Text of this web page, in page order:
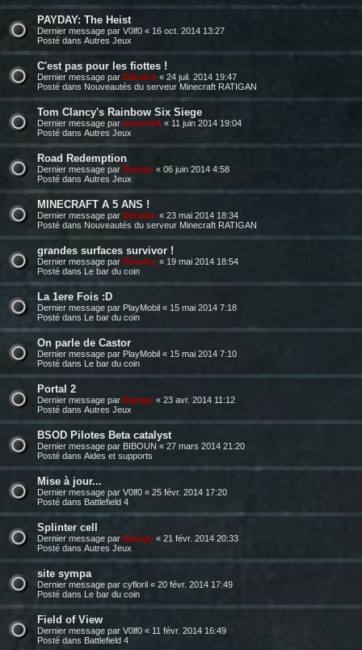
PAYDAY: The Heist
Dernier message par V0lf0 « 16 oct. 2014 13:27
Posté dans Autres Jeux
C'est pas pour les fiottes !
Dernier message par Décalco « 24 juil. 2014 19:47
Posté dans Nouveautés du serveur Minecraft RATIGAN
Tom Clancy's Rainbow Six Siege
Dernier message par maserlok « 11 juin 2014 19:04
Posté dans Autres Jeux
Road Redemption
Dernier message par Django « 06 juin 2014 4:58
Posté dans Autres Jeux
MINECRAFT A 5 ANS !
Dernier message par Décalco « 23 mai 2014 18:34
Posté dans Nouveautés du serveur Minecraft RATIGAN
grandes surfaces survivor !
Dernier message par Décalco « 19 mai 2014 18:54
Posté dans Le bar du coin
La 1ere Fois :D
Dernier message par PlayMobil « 15 mai 2014 7:18
Posté dans Le bar du coin
On parle de Castor
Dernier message par PlayMobil « 15 mai 2014 7:10
Posté dans Le bar du coin
Portal 2
Dernier message par Django « 23 avr. 2014 11:12
Posté dans Autres Jeux
BSOD Pilotes Beta catalyst
Dernier message par BIBOUN « 27 mars 2014 21:20
Posté dans Aides et supports
Mise à jour...
Dernier message par V0lf0 « 25 févr. 2014 17:20
Posté dans Battlefield 4
Splinter cell
Dernier message par Django « 21 févr. 2014 20:33
Posté dans Autres Jeux
site sympa
Dernier message par cyfloril « 20 févr. 2014 17:49
Posté dans Le bar du coin
Field of View
Dernier message par V0lf0 « 11 févr. 2014 16:49
Posté dans Battlefield 4